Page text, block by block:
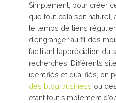
Simplement, pour créer
que tout cela soit naturel,
le temps de liens
d’engranger au fil des
facilitant l’appréciation
recherches. Différents
identifiés et qualifiés, on
des blog business ou
étant tout simplement